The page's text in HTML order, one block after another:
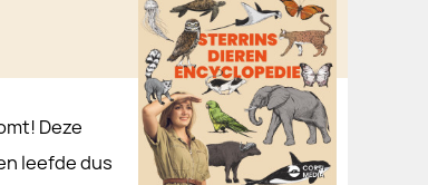
Deze
leefde dus